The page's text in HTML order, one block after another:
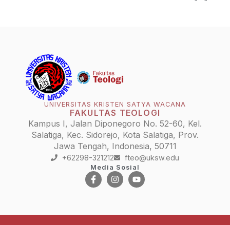
UNIVERSITAS KRISTEN SATYA WACANA
FAKULTAS TEOLOGI
Kampus I, Jalan Diponegoro No. 52-60, Kel.
Salatiga, Kec. Sidorejo, Kota Salatiga, Prov.
Jawa Tengah, Indonesia, 50711
+62298-321212 fteo@uksw.edu
Media Sosial